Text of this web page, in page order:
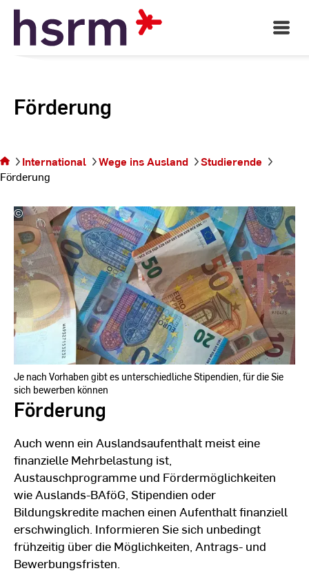
Skip
Content
Open
Main
Förderung
befinden
sich auf
der Seite
International Wege ins Ausland
Studierende
Förderung
©
Christoph
Meinersmann
pixabay
Je nach Vorhaben gibt es unterschiedliche Stipendien, für die Sie
sich bewerben können
Förderung
Auch wenn ein Auslandsaufenthalt meist eine
finanzielle Mehrbelastung ist,
Austauschprogramme und Fördermöglichkeiten
wie Auslands-BAföG, Stipendien oder
Bildungskredite machen einen Aufenthalt finanziell
erschwinglich. Informieren Sie sich unbedingt
frühzeitig über die Möglichkeiten, Antrags- und
Bewerbungsfristen.